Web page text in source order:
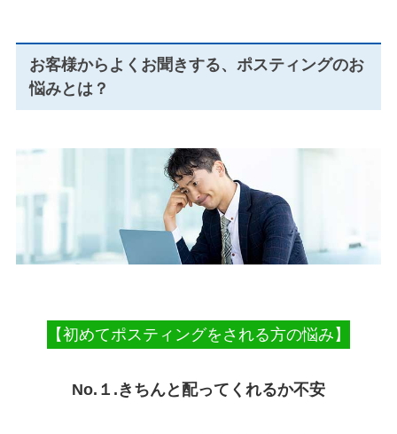
お客様からよくお聞きする、ポスティングのお
悩みとは？
【初めてポスティングをされる方の悩み】
No.１.きちんと配ってくれるか不安